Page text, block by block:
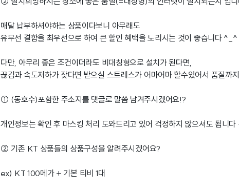
매달 납부하셔야하는 상품이다보니 아무래도
유무선 결합을 최우선으로 하여 큰 할인 혜택을 노리시는 것이 좋습니다 ^_^
다만, 아무리 좋은 조건이더라도 비대칭형으로 설치가 된다면,
끊김과 속도저하가 잦다면 받으실 스트레스가 어마어마 할수있어서 품질까
① (동호수)포함한 주소지를 댓글로 말씀 남겨주시겠어요!?
개인정보는 확인 후 마스킹 처리 도와드리고 있어 걱정하지 않으셔도 됩니
② 기존 KT 상품들의 상품구성을 알려주시겠어요?
ex) KT 100메가 + 기본 티비 1대